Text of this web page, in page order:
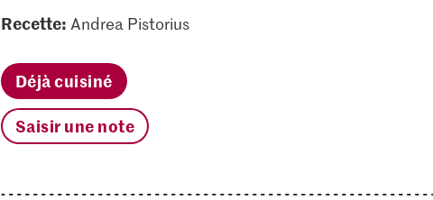
Recette: Andrea Pistorius
Déjà cuisiné
Saisir une note